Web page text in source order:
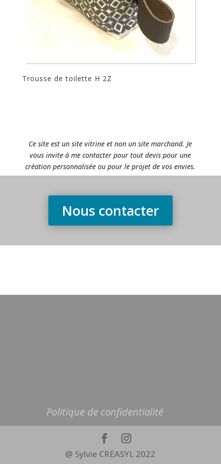
Trousse de toilette H 2Z
Ce site est un site vitrine et non un site marchand. Je
vous invite à me contacter pour tout devis pour une
création personnalisée ou pour le projet de vos envies.
Nous contacter
Politique de confidentialité
@ Sylvie CREASYL 2022